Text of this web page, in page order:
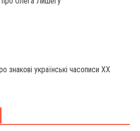
знакові українські часописи ХХ